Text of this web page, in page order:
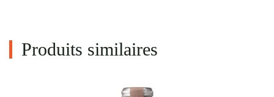
Produits similaires